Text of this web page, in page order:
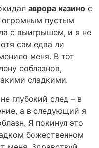
аврора казино с
пустым
с выигрышем, и я не
сам едва ли
меня. В тот
соблазнов,
сладкими.
глубокий след – в
а в следующий я
Я покинул это
божественном